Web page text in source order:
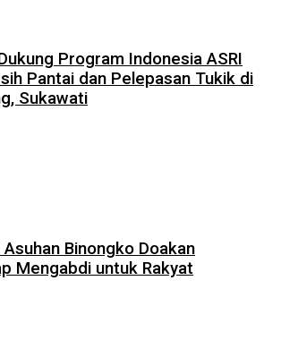
Program Indonesia ASRI
Pantai dan Pelepasan Tukik di
Sukawati
Binongko Doakan
Mengabdi untuk Rakyat